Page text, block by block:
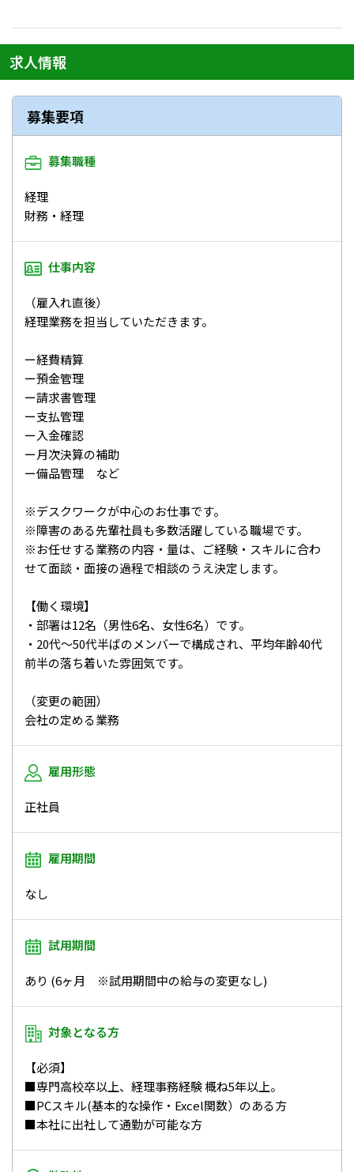
求人情報
募集要項
募集職種
経理
財務・経理
仕事内容
（雇入れ直後）
経理業務を担当していただきます。
ー経費精算
ー預金管理
ー請求書管理
ー支払管理
ー入金確認
ー月次決算の補助
ー備品管理 など
※デスクワークが中心のお仕事です。
※障害のある先輩社員も多数活躍している職場です。
※お任せする業務の内容・量は、ご経験・スキルに合わ
せて面談・面接の過程で相談のうえ決定します。
【働く環境】
・部署は12名（男性6名、女性6名）です。
・20代～50代半ばのメンバーで構成され、平均年齢40代
前半の落ち着いた雰囲気です。
（変更の範囲）
会社の定める業務
雇用形態
正社員
雇用期間
なし
試用期間
あり (6ヶ月 ※試用期間中の給与の変更なし)
対象となる方
【必須】
■専門高校卒以上、経理事務経験 概ね5年以上。
■PCスキル(基本的な操作・Excel関数）のある方
■本社に出社して通勤が可能な方